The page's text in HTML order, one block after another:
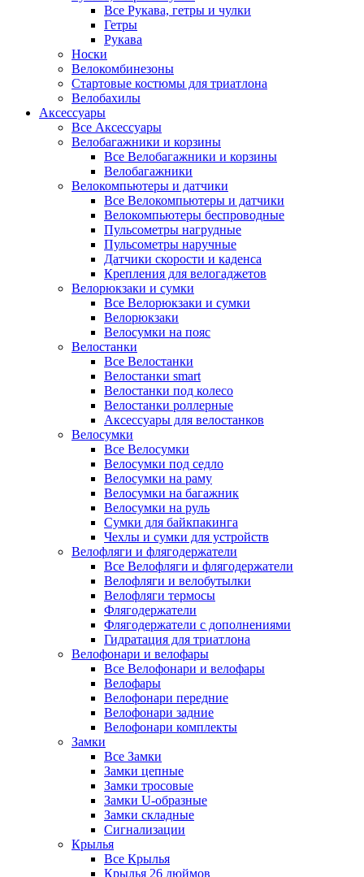
Все Рукава, гетры и чулки
Гетры
Рукава
Носки
Велокомбинезоны
Стартовые костюмы для триатлона
Велобахилы
Аксессуары
Все Аксессуары
Велобагажники и корзины
Все Велобагажники и корзины
Велобагажники
Велокомпьютеры и датчики
Все Велокомпьютеры и датчики
Велокомпьютеры беспроводные
Пульсометры нагрудные
Пульсометры наручные
Датчики скорости и каденса
Крепления для велогаджетов
Велорюкзаки и сумки
Все Велорюкзаки и сумки
Велорюкзаки
Велосумки на пояс
Велостанки
Все Велостанки
Велостанки smart
Велостанки под колесо
Велостанки роллерные
Аксессуары для велостанков
Велосумки
Все Велосумки
Велосумки под седло
Велосумки на раму
Велосумки на багажник
Велосумки на руль
Сумки для байкпакинга
Чехлы и сумки для устройств
Велофляги и флягодержатели
Все Велофляги и флягодержатели
Велофляги и велобутылки
Велофляги термосы
Флягодержатели
Флягодержатели с дополнениями
Гидратация для триатлона
Велофонари и велофары
Все Велофонари и велофары
Велофары
Велофонари передние
Велофонари задние
Велофонари комплекты
Замки
Все Замки
Замки цепные
Замки тросовые
Замки U-образные
Замки складные
Сигнализации
Крылья
Все Крылья
Крылья 26 дюймов